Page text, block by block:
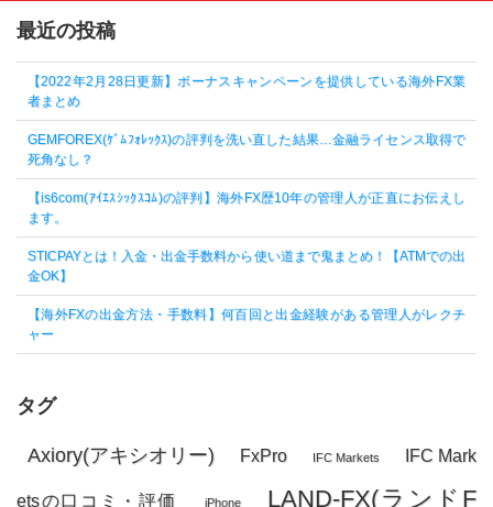
最近の投稿
【2022年2月28日更新】ボーナスキャンペーンを提供している海外FX業
者まとめ
GEMFOREX(ｹﾞﾑﾌｫﾚｯｸｽ)の評判を洗い直した結果…金融ライセンス取得で
死角なし？
【is6com(ｱｲｴｽｼｯｸｽｺﾑ)の評判】海外FX歴10年の管理人が正直にお伝えし
ます。
STICPAYとは！入金・出金手数料から使い道まで鬼まとめ！【ATMでの出
金OK】
【海外FXの出金方法・手数料】何百回と出金経験がある管理人がレクチ
ャー
タグ
Axiory(アキシオリー) FxPro IFC Markets IFC Mark
etsの口コミ・評価 iPhone
LAND-FX(ランドF